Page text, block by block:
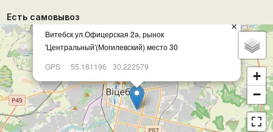
Есть самовывоз
Витебск ул.Офицерская 2а, рынок
'Центральный'(Могилевский) место 30
GPS
55.181196 30.222579
×
+
−